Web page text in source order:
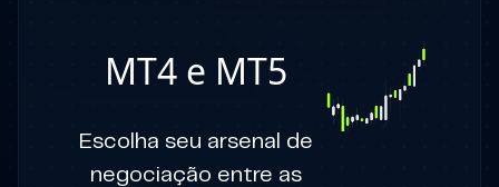
MT4 e MT5
Escolha seu arsenal de
negociação entre as